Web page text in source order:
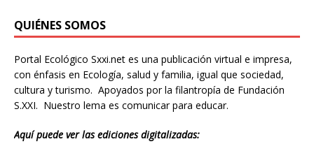
QUIÉNES SOMOS
Portal Ecológico Sxxi.net es una publicación virtual e impresa,
con énfasis en Ecología, salud y familia, igual que sociedad,
cultura y turismo. Apoyados por la filantropía de Fundación
S.XXI. Nuestro lema es comunicar para educar.
Aquí puede ver las ediciones digitalizadas: